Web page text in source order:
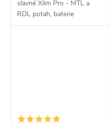
slavné Xlim Pro - MTL a
RDL potah, baterie
1300mAh, objem 2ml,